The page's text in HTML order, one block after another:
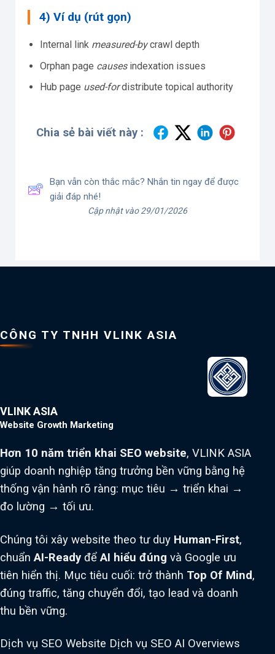
4) Ví dụ (rút gọn)
Internal link measured-bycrawl depth
Orphan page causesindexation issues
Hub page used-fordistribute topical authority
Chia sẻ bài viết này :
Bạn vẫn còn thắc mắc? Nhắn tin ngay để được
giải đáp nhé!
Cập nhật vào 29/01/2026
CÔNG TY TNHH VLINK ASIA
VLINK ASIA
Website Growth Marketing
Hơn 10 năm triển khai SEO website, VLINK ASIA
giúp doanh nghiệp tăng trưởng bền vững bằng hệ
thống vận hành rõ ràng: mục tiêu → triển khai →
đo lường → tối ưu.
Chúng tôi xây website theo tư duy Human-First,
chuẩnAI-Ready đểAI hiểu đúng và Google ưu
tiên hiển thị. Mục tiêu cuối: trở thành Top Of Mind,
đúng traffic, tăng chuyển đổi, tạo lead và doanh
thu bền vững.
Dịch vụ SEO Website Dịch vụ SEO AI Overviews